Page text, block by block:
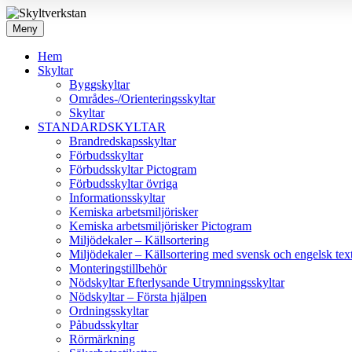
Meny
Hem
Skyltar
Byggskyltar
Områdes-/Orienteringsskyltar
Skyltar
STANDARDSKYLTAR
Brandredskapsskyltar
Förbudsskyltar
Förbudsskyltar Pictogram
Förbudsskyltar övriga
Informationsskyltar
Kemiska arbetsmiljörisker
Kemiska arbetsmiljörisker Pictogram
Miljödekaler – Källsortering
Miljödekaler – Källsortering med svensk och engelsk
Monteringstillbehör
Nödskyltar Efterlysande Utrymningsskyltar
Nödskyltar – Första hjälpen
Ordningsskyltar
Påbudsskyltar
Rörmärkning